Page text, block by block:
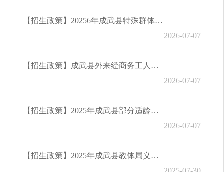
【招生政策】20256年成武县特殊群体入学优待政策
2026-07-07
【招生政策】成武县外来经商务工人员随迁子女入学所需材料及办理流程
2026-07-07
【招生政策】2025年成武县部分适龄儿童或少年入学政策及解读（延缓入学、休学、复学、退学、转学）
2026-07-07
【招生政策】2025年成武县教体局义务教育阶段与幼儿园招生工作的通知